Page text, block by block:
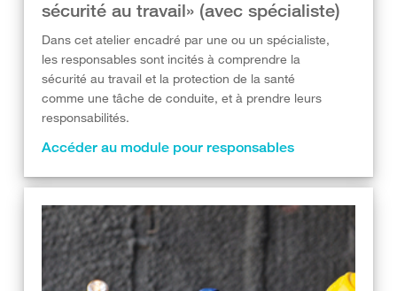
sécurité au travail» (avec spécialiste)
Dans cet atelier encadré par une ou un spécialiste,
les responsables sont incités à comprendre la
sécurité au travail et la protection de la santé
comme une tâche de conduite, et à prendre leurs
responsabilités.
Accéder au module pour responsables